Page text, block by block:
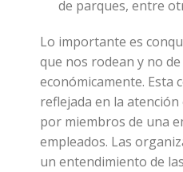
de parques, entre
Lo importante es
que nos rodean y no
económicamente. Esta
reflejada en la
por miembros de una
empleados. Las
un entendimiento de